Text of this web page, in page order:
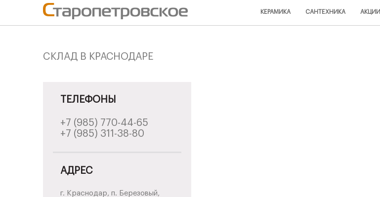
use Bitrix\Main\Page\Asset; $asset->addJs(SITE_TEMPLATE_PATH . '/js/jquery.min.js');
КЕРАМИКА САНТЕХНИКА АКЦИИ
CКЛАД В КРАСНОДАРЕ
ТЕЛЕФОНЫ
+7 (985) 770-44-65
+7 (985) 311-38-80
АДРЕС
г. Краснодар, п. Березовый,